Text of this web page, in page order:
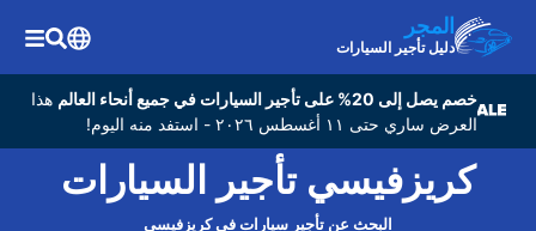
المجر
دليل تأجير السيارات
خصم يصل إلى 20% على تأجير السيارات في جميع أنحاء العالم
هذا
العرض ساري حتى ١١ أغسطس ٢٠٢٦ - استفد منه اليوم!
كريزفيسي تأجير السيارات
البحث عن تأجير سيارات في كريزفيسي